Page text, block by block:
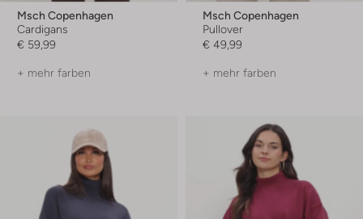
Msch Copenhagen
Cardigans
€ 59,99
+ mehr farben
Msch Copenhagen
Pullover
€ 49,99
+ mehr farben